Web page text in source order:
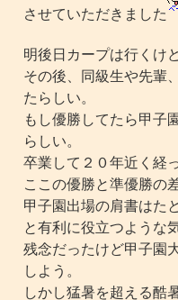
させていただきました
明後日カープは行くけ
その後、同級生や先輩
たらしい。
もし優勝してたら甲子
らしい。
卒業して２０年近く経
ここの優勝と準優勝の
甲子園出場の肩書はた
と有利に役立つような
残念だったけど甲子園
しよう。
しかし猛暑を超える酷暑